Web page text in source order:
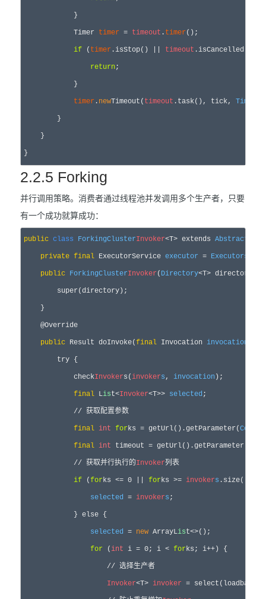
            }
            Timer
timer = timeout . timer ();
if ( timer .isStop() || timeout .isCancelled()) {
return;
            }
timer . newTimeout( timeout .task(), tick,
        }
    }
2.2.5 Forking
并行调用策略。消费者通过线程池并发调用多个生产者，只要
有一个成功就算成功：
public class ForkingClusterInvoker<T> extends
private final ExecutorService executor = Executors
public ForkingClusterInvoker ( Directory<T> directory) {
        super(directory);
    }
    @Override
public Result doInvoke(final Invocation invocation
        try {
            check
Invokers(invokers , invocation );
final List<Invoker<T>> selected ;
            // 获取配置参数
final int for ks = getUrl().getParameter(
final int timeout = getUrl().getParameter(
            // 获取并行执行的
Invoker列表
if (for ks <= 0 || for ks >= invokers .size()) {
selected = invokers ;
            } else {
selected = new ArrayList<>();
for (int i = 0; i < for ks; i++) {
                    // 选择生产者
Invoker<T> invoker =